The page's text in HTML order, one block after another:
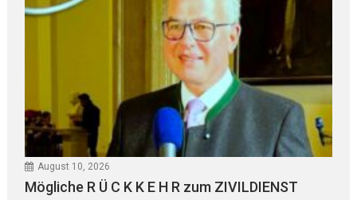
August 10, 2026
Mögliche R Ü C K K E H R zum ZIVILDIENST